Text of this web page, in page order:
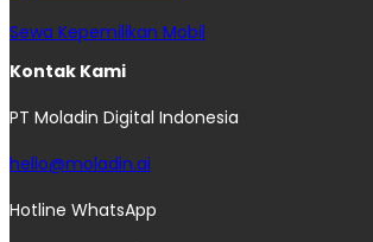
Sewa Kepemilikan Mobil
Kontak Kami
PT Moladin Digital Indonesia
hello@moladin.ai
Hotline WhatsApp